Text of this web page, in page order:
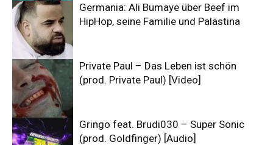
Germania: Ali Bumaye über Beef im
HipHop, seine Familie und Palästina
Private Paul – Das Leben ist schön
(prod. Private Paul) [Video]
Gringo feat. Brudi030 – Super Sonic
(prod. Goldfinger) [Audio]